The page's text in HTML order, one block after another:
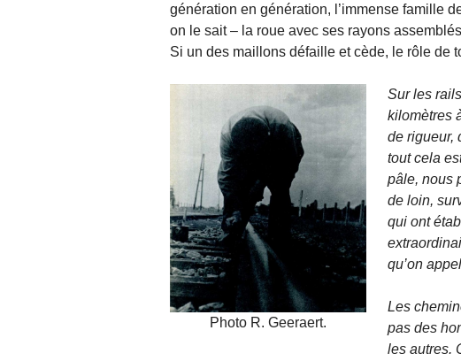
génération en génération, l’immense famille
on le sait – la roue avec ses rayons
Si un des maillons défaille et cède, le rôle de
Photo R. Geeraert.
Sur les
kilomètres
de rigueur,
tout cela
pâle, nous
de loin,
qui ont
qu’on
Les
pas des
les autres.